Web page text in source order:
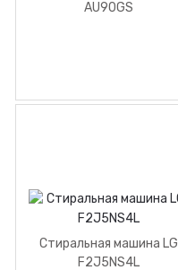
AU90GS
Стиральная машина LG
F2J5NS4L